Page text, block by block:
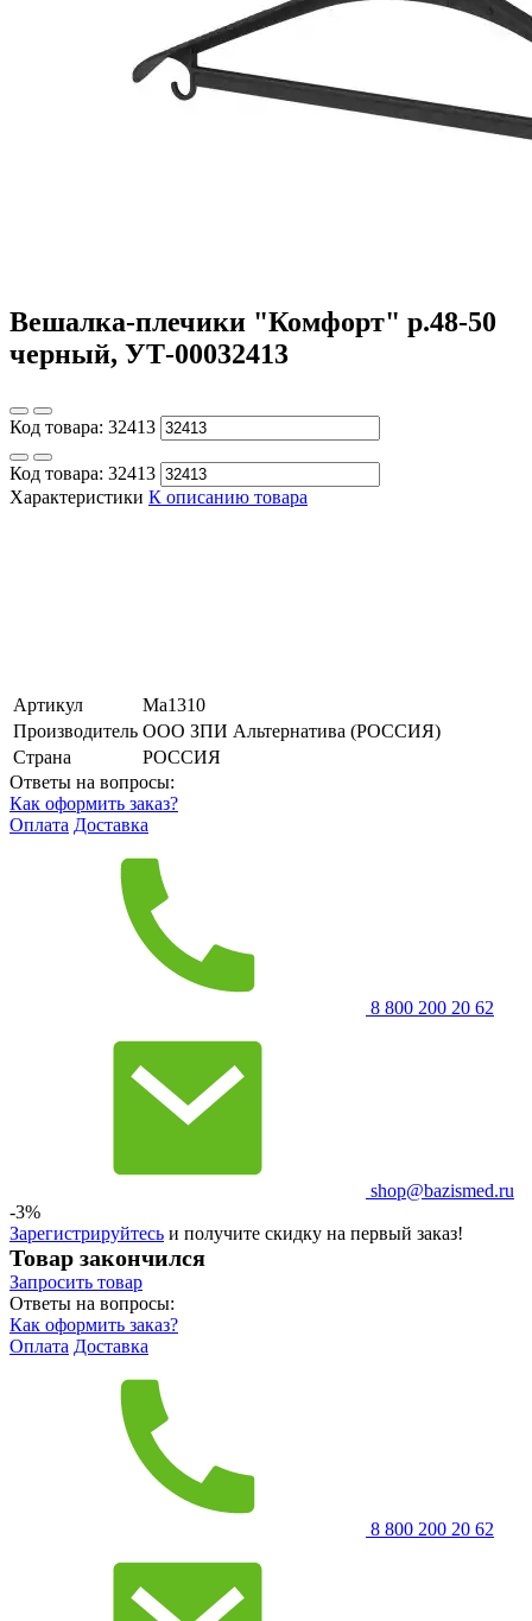
Вешалка-плечики "Комфорт" р.48-50
черный, УТ-00032413
Код товара: 32413
Код товара: 32413
Характеристики К описанию товара
Артикул
Ма1310
Производитель ООО ЗПИ Альтернатива (РОССИЯ)
Страна
РОССИЯ
Ответы на вопросы:
Как оформить заказ?
Оплата Доставка
8 800 200 20 62
shop@bazismed.ru
-3%
Зарегистрируйтесь и получите скидку на первый заказ!
Товар закончился
Запросить товар
Ответы на вопросы:
Как оформить заказ?
Оплата Доставка
8 800 200 20 62